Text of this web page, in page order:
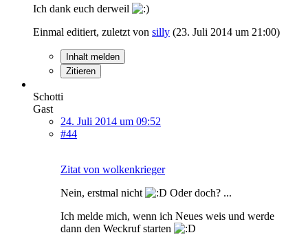
Ich dank euch derweil
Einmal editiert, zuletzt von silly (23. Juli 2014 um 21:00)
Inhalt melden
Zitieren
Schotti
Gast
24. Juli 2014 um 09:52
#44
Zitat von wolkenkrieger
Nein, erstmal nicht
Oder doch? ...
Ich melde mich, wenn ich Neues weis und werde
dann den Weckruf starten